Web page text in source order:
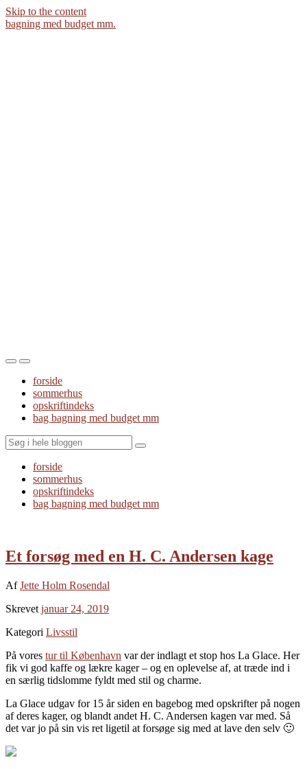
Skip to the content
bagning med budget mm.
Toggle
mobile
menu
Toggle
the
search
field
forside
sommerhus
opskriftindeks
bag bagning med budget mm
Search
forside
sommerhus
opskriftindeks
bag bagning med budget mm
Et forsøg med en H. C. Andersen kage
AfJette Holm Rosendal
Skrevet januar 24, 2019
Kategori Livsstil
På vores tur til København var der indlagt et stop hos La Glace. Her
fik vi god kaffe og lækre kager – og en oplevelse af, at træde ind i
en særlig tidslomme fyldt med stil og charme.
La Glace udgav for 15 år siden en bagebog med opskrifter på nogen
af deres kager, og blandt andet H. C. Andersen kagen var med. Så
det var jo på sin vis ret ligetil at forsøge sig med at lave den selv 🙂